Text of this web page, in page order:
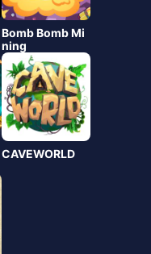
Bomb Bomb Mi
ning
CAVEWORLD